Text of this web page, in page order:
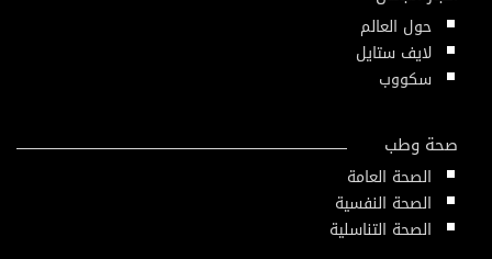
حول العالم
لايف ستايل
سكووب
صحة وطب
الصحة العامة
الصحة النفسية
الصحة التناسلية